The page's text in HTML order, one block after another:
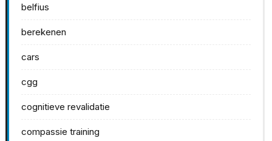
belfius
berekenen
cars
cgg
cognitieve revalidatie
compassie training